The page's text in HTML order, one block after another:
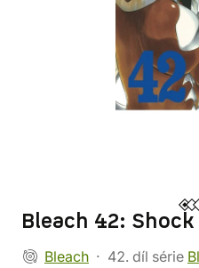
Bleach 42:
Bleach 42. díl série